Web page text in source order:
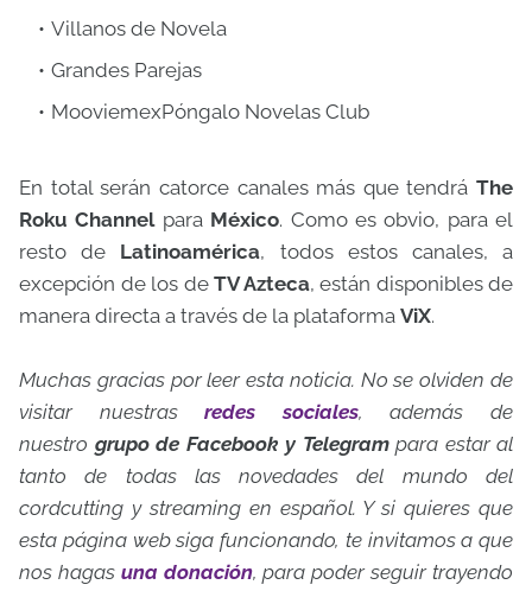
Villanos de Novela
Grandes Parejas
MooviemexPóngalo Novelas Club
En total serán catorce canales más que tendrá The
Roku Channelpara México. Como es obvio, para el
resto de Latinoamérica, todos estos canales, a
excepción de los de TV Azteca, están disponibles de
manera directa a través de la plataforma ViX.
Muchas gracias por leer esta noticia. No se olviden de
visitar nuestrasredes sociales, además de
nuestro grupo de Facebook y Telegrampara estar al
tanto de todas las novedades del mundo del
cordcutting y streaming en español. Y si quieres que
esta página web siga funcionando, te invitamos a que
nos hagas una donación, para poder seguir trayendo